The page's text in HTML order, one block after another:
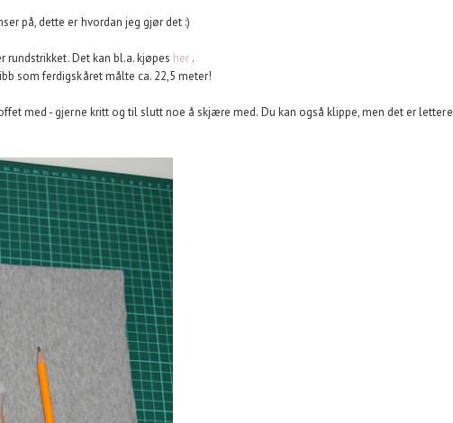
på, dette er hvordan jeg gjør det :)
rundstrikket. Det kan bl.a. kjøpes her .
som ferdigskåret målte ca. 22,5 meter!
med - gjerne kritt og til slutt noe å skjære med. Du kan også klippe, men det er lettere